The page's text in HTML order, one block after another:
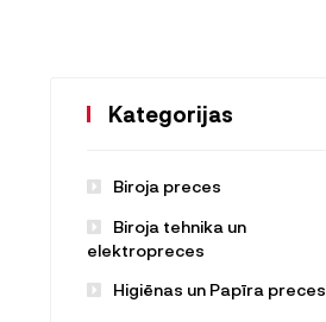
Kategorijas
Biroja preces
Biroja tehnika un
elektropreces
Higiēnas un Papīra preces